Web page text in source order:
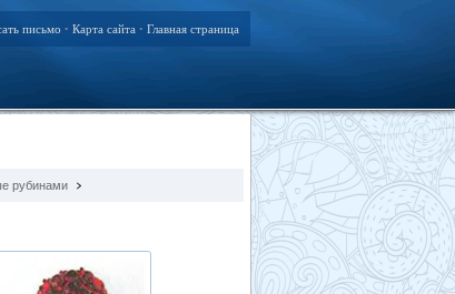
письмо • Карта сайта • Главная страница
рубинами